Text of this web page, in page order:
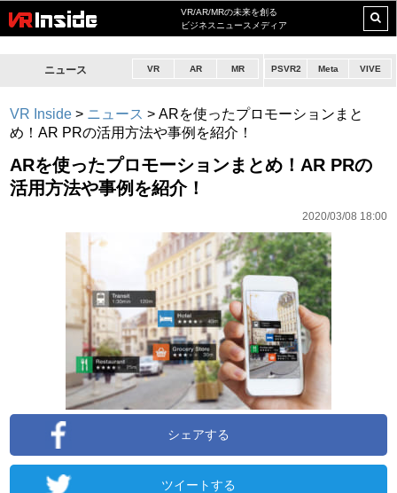
VR/AR/MRの未来を創る
ビジネスニュースメディア
ニュース VR AR MR PSVR2 Meta VIVE
VR Inside > ニュース >ARを使ったプロモーションまと
め！AR PRの活用方法や事例を紹介！
ARを使ったプロモーションまとめ！AR PRの
活用方法や事例を紹介！
2020/03/08 18:00
シェアする
ツイートする